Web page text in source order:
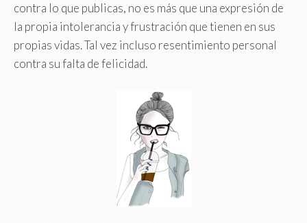
contra lo que publicas, no es más que una expresión de
la propia intolerancia y frustración que tienen en sus
propias vidas. Tal vez incluso resentimiento personal
contra su falta de felicidad.